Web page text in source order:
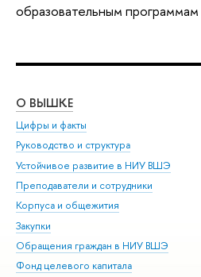
образовательным
О ВЫШКЕ
Цифры и факты
Руководство и структура
Устойчивое развитие в НИУ ВШЭ
Преподаватели и сотрудники
Корпуса и общежития
Закупки
Обращения граждан в НИУ ВШЭ
Фонд целевого капитала